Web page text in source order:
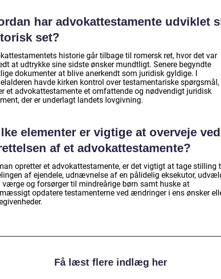
har advokattestamente udviklet
set?
historie går tilbage til romersk ret, hvor det var
at udtrykke sine sidste ønsker mundtligt. Senere begyndte
dokumenter at blive anerkendt som juridisk gyldige. I
havde kirken kontrol over testamentariske spørgsmål,
et advokattestamente et omfattende og nødvendigt juridisk
der er underlagt landets lovgivning.
elementer er vigtige at overveje ved
af et advokattestamente?
opretter et advokattestamente, er det vigtigt at tage stilling
af ejendele, udnævnelse af en pålidelig eksekutor,
værge og forsørger til mindreårige børn samt huske at
opdatere testamenterne ved ændringer i ens ønsker
Få læst flere indlæg her